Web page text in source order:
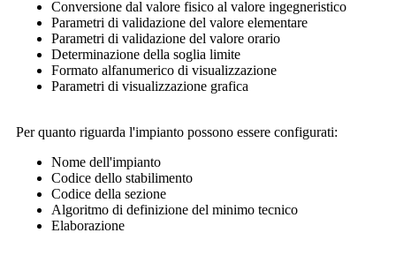
Conversione dal valore fisico al valore ingegneristico
Parametri di validazione del valore elementare
Parametri di validazione del valore orario
Determinazione della soglia limite
Formato alfanumerico di visualizzazione
Parametri di visualizzazione grafica
Per quanto riguarda l'impianto possono essere configurati:
Nome dell'impianto
Codice dello stabilimento
Codice della sezione
Algoritmo di definizione del minimo tecnico
Elaborazione